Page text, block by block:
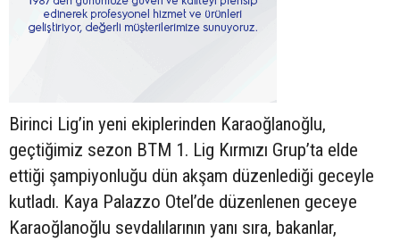
Birinci Lig’in yeni ekiplerinden Karaoğlanoğlu,
geçtiğimiz sezon BTM 1. Lig Kırmızı Grup’ta elde
ettiği şampiyonluğu dün akşam düzenlediği geceyle
kutladı. Kaya Palazzo Otel’de düzenlenen geceye
Karaoğlanoğlu sevdalılarının yanı sıra, bakanlar,